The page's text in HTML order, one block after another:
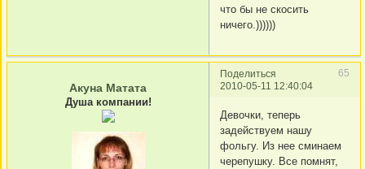
что бы не скосить
ничего.))))))
Поделиться
65
2010-05-11 12:40:04
Акуна Матата
Душа компании!
Девочки, теперь
задействуем нашу
фольгу. Из нее сминаем
черепушку. Все помнят,